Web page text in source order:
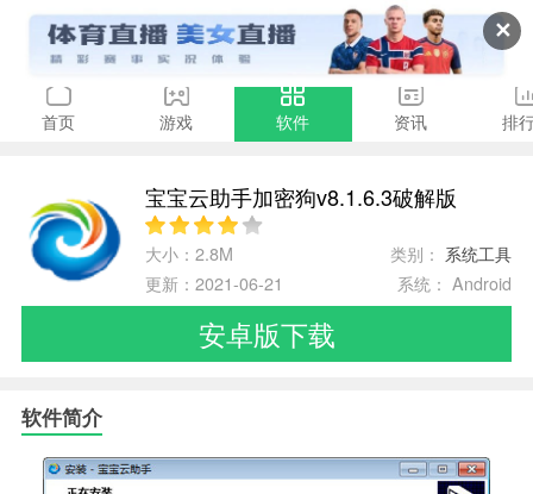
✕
首页 游戏 软件 资讯 排
宝宝云助手加密狗v8.1.6.3破解版
大小：2.8M 类别： 系统工具
更新：2021-06-21
系统： Android
安卓版下载
软件简介